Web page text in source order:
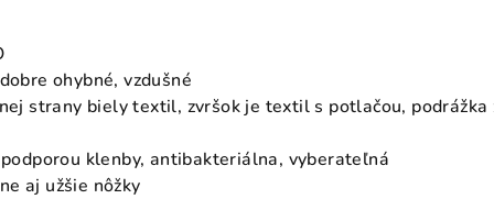
ohybné, vzdušné
strany biely textil, zvršok je textil s potlačou, podrážka
klenby, antibakteriálna, vyberateľná
aj užšie nôžky